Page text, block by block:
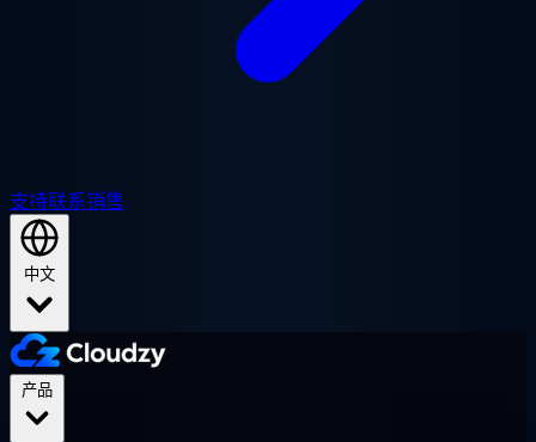
支持联系销售
中文